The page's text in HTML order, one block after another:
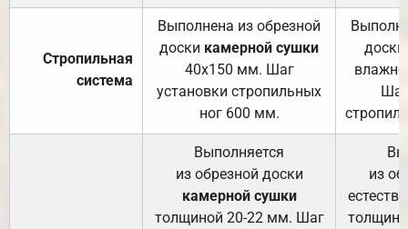
Стропильная
система
Выполнена из обрезной
доски камерной сушки
40х150 мм. Шаг
установки стропильных
ног 600 мм.
доски
Выполняется
из обрезной доски
камерной сушки
толщиной 20-22 мм. Шаг
из